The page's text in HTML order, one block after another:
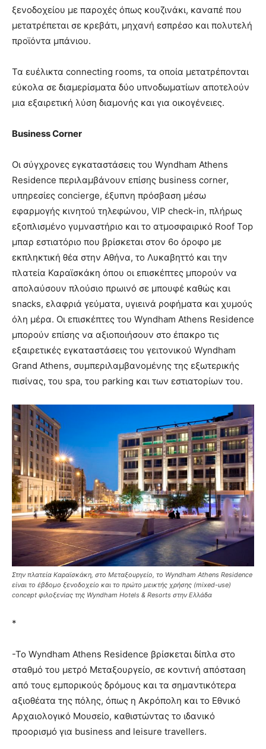
ξενοδοχείου με παροχές όπως κουζινάκι, καναπέ που
μετατρέπεται σε κρεβάτι, μηχανή εσπρέσο και πολυτελή
προϊόντα μπάνιου.
Τα ευέλικτα connecting rooms, τα οποία μετατρέπονται
εύκολα σε διαμερίσματα δύο υπνοδωματίων αποτελούν
μια εξαιρετική λύση διαμονής και για οικογένειες.
Business Corner
Οι σύγχρονες εγκαταστάσεις του Wyndham Athens
Residence περιλαμβάνουν επίσης business corner,
υπηρεσίες concierge, έξυπνη πρόσβαση μέσω
εφαρμογής κινητού τηλεφώνου, VIP check-in, πλήρως
εξοπλισμένο γυμναστήριο και το ατμοσφαιρικό Roof Top
μπαρ εστιατόριο που βρίσκεται στον 6ο όροφο με
εκπληκτική θέα στην Αθήνα, το Λυκαβηττό και την
πλατεία Καραϊσκάκη όπου οι επισκέπτες μπορούν να
απολαύσουν πλούσιο πρωινό σε μπουφέ καθώς και
snacks, ελαφριά γεύματα, υγιεινά ροφήματα και χυμούς
όλη μέρα. Οι επισκέπτες του Wyndham Athens Residence
μπορούν επίσης να αξιοποιήσουν στο έπακρο τις
εξαιρετικές εγκαταστάσεις του γειτονικού Wyndham
Grand Athens, συμπεριλαμβανομένης της εξωτερικής
πισίνας, του spa, του parking και των εστιατορίων του.
Στην πλατεία Καραϊσκάκη, στο Μεταξουργείο, το Wyndham Athens Residence
είναι το έβδομο ξενοδοχείο και το πρώτο μεικτής χρήσης (mixed-use)
concept φιλοξενίας της Wyndham Hotels & Resorts στην Ελλάδα
*
-Το Wyndham Athens Residence βρίσκεται δίπλα στο
σταθμό του μετρό Μεταξουργείο, σε κοντινή απόσταση
από τους εμπορικούς δρόμους και τα σημαντικότερα
αξιοθέατα της πόλης, όπως η Ακρόπολη και το Εθνικό
Αρχαιολογικό Μουσείο, καθιστώντας το ιδανικό
προορισμό για business and leisure travellers.